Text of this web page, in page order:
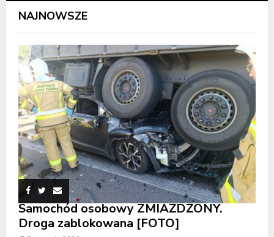
NAJNOWSZE
Samochód osobowy ZMIAŻDŻONY.
Droga zablokowana [FOTO]